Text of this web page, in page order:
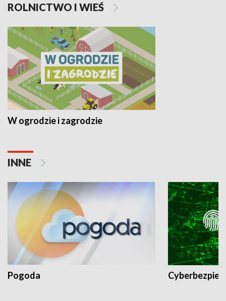
ROLNICTWO I WIEŚ
W ogrodzie i zagrodzie
INNE
Pogoda